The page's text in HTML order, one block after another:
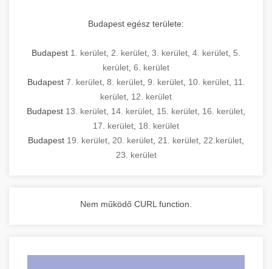
Budapest egész területe:
Budapest 1. kerület 2. kerület 3. kerület 4. kerület 5.
kerület 6. kerület
Budapest 7. kerület, 8. kerület, 9. kerület, 10. kerület, 11.
kerület 12. kerület
Budapest 13. kerület 14. kerület 15. kerület 16. kerület
17. kerület 18. kerület
Budapest 19. kerület 20. kerület 21. kerület 22.kerület
23. kerület
Nem működő CURL function.